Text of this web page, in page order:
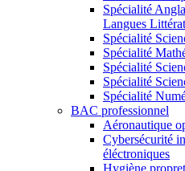
Spécialité
Langues
Spécialité
Spécialité
Spécialité
Spécialité
Spécialité
BAC professionnel
Aéronautique
Cybersécurité
éléctroniques
Hygiène